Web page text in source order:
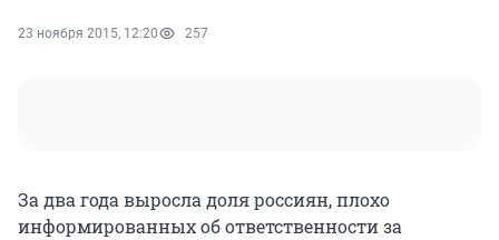
23 ноября 2015, 12:20 257
За два года выросла доля россиян, плохо
информированных об ответственности за